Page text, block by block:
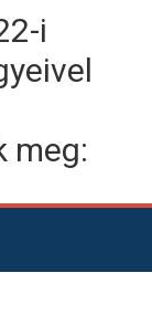
i
meg: